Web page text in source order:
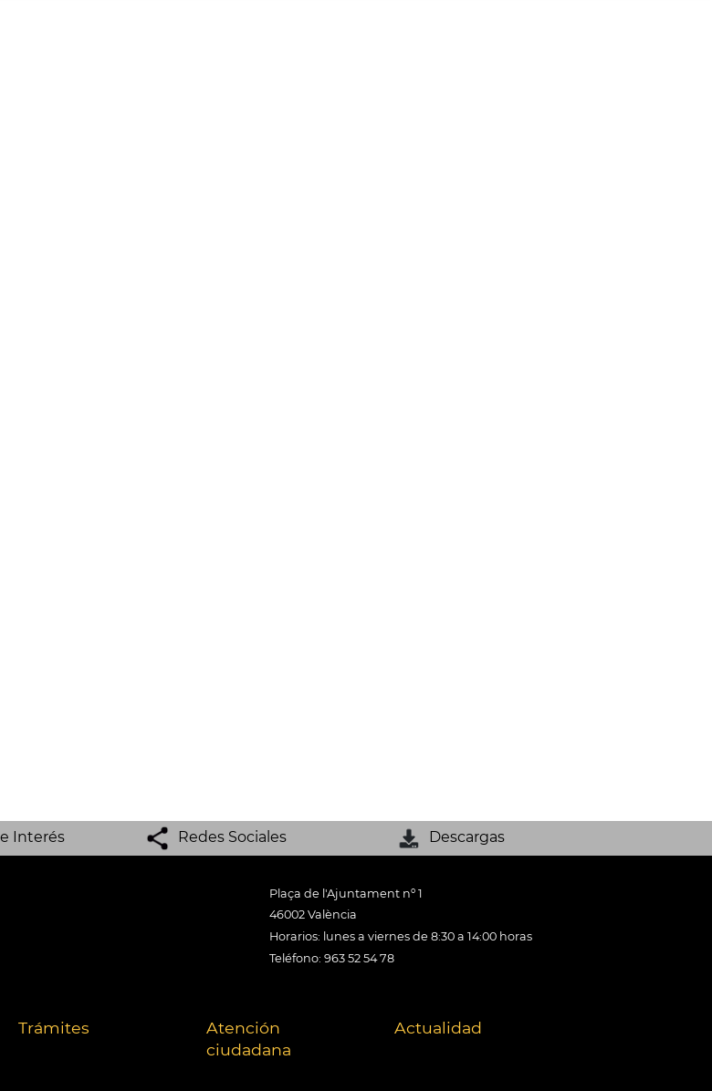
Interés Redes Sociales Descargas
Plaça de l'Ajuntament nº 1
46002 València
Horarios: lunes a viernes de 8:30 a 14:00 horas
Teléfono: 963 52 54 78
Trámites
Atención
ciudadana
Actualidad